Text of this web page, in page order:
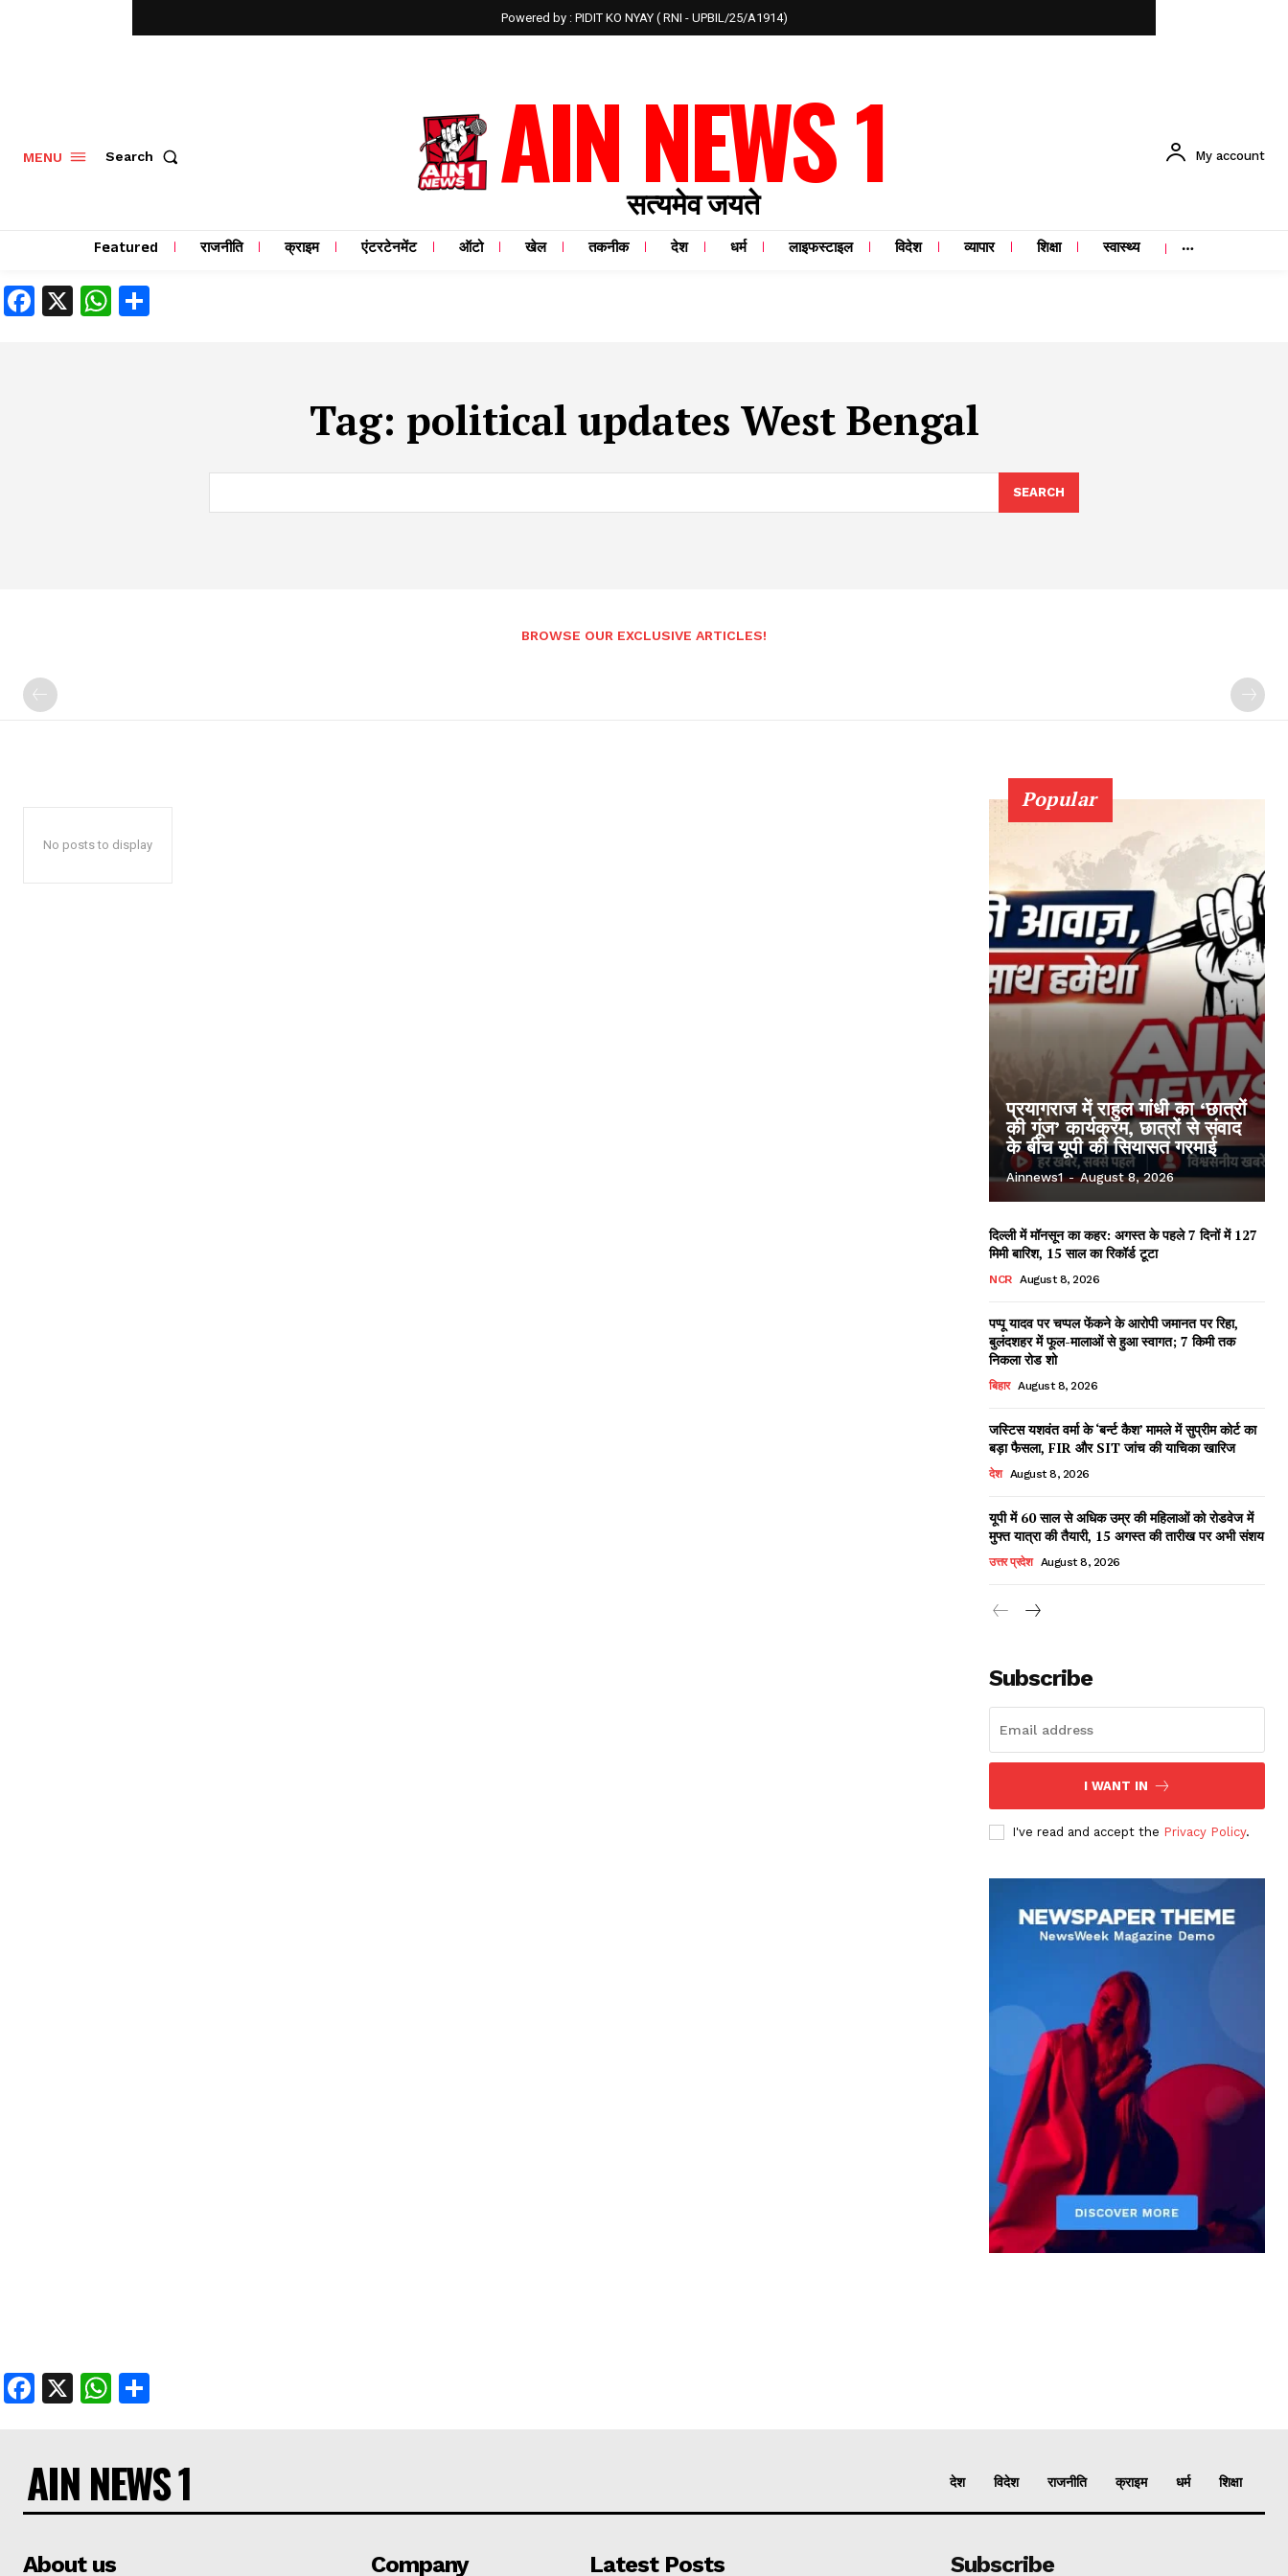
Powered by : PIDIT KO NYAY ( RNI - UPBIL/25/A1914)
MENU Search AIN NEWS 1
सत्यमेव जयते
My account
Featured राजनीति क्राइम एंटरटेनमेंट ऑटो खेल तकनीक देश धर्म लाइफस्टाइल विदेश व्यापार शिक्षा स्वास्थ्य
Facebook
X WhatsApp
Tag: political updates West Bengal
SEARCH
BROWSE OUR EXCLUSIVE ARTICLES!
No posts to display
Popular
प्रयागराज में राहुल गांधी का ‘छात्रों
की गूंज’ कार्यक्रम, छात्रों से संवाद
के बीच यूपी की सियासत गरमाई
Ainnews1 - August 8, 2026
दिल्ली में मॉनसून का कहर: अगस्त के पहले 7 दिनों में 127
मिमी बारिश, 15 साल का रिकॉर्ड टूटा
NCR August 8, 2026
पप्पू यादव पर चप्पल फेंकने के आरोपी जमानत पर रिहा,
बुलंदशहर में फूल-मालाओं से हुआ स्वागत; 7 किमी तक
निकला रोड शो
बिहार August 8, 2026
जस्टिस यशवंत वर्मा के ‘बर्न्ट कैश’ मामले में सुप्रीम कोर्ट का
बड़ा फैसला, FIR और SIT जांच की याचिका खारिज
देश August 8, 2026
यूपी में 60 साल से अधिक उम्र की महिलाओं को रोडवेज में
मुफ्त यात्रा की तैयारी, 15 अगस्त की तारीख पर अभी संशय
उत्तर प्रदेश August 8, 2026
Subscribe
I WANT IN
I've read and accept the Privacy Policy.
Facebook
X WhatsApp
AIN NEWS 1 देश विदेश राजनीति क्राइम धर्म शिक्षा
About us Company Latest Posts Subscribe